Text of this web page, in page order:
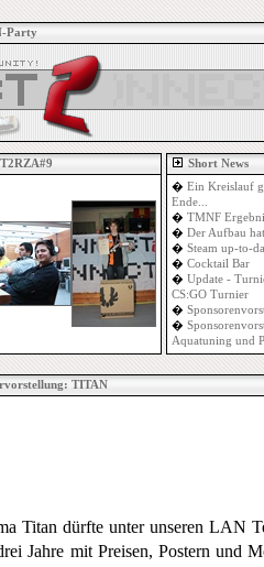
Party
Short News
� Ein Kreislauf
Ende...
� TMNF
� Der Aufbau
� Steam up-to-
� Cocktail Bar
� Update -
CS:GO Turnier
�
�
Aquatuning und
TITAN
Titan dürfte unter unseren LAN
Jahre mit Preisen, Postern und